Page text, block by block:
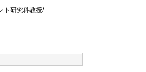
ト研究科教授/